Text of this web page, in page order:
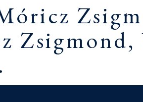
Zsigmond,